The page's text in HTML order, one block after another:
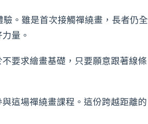
。雖是首次接觸禪繞畫，長者仍全
量。
要求繪畫基礎，只要願意跟著線條
這場禪繞畫課程。這份跨越距離的